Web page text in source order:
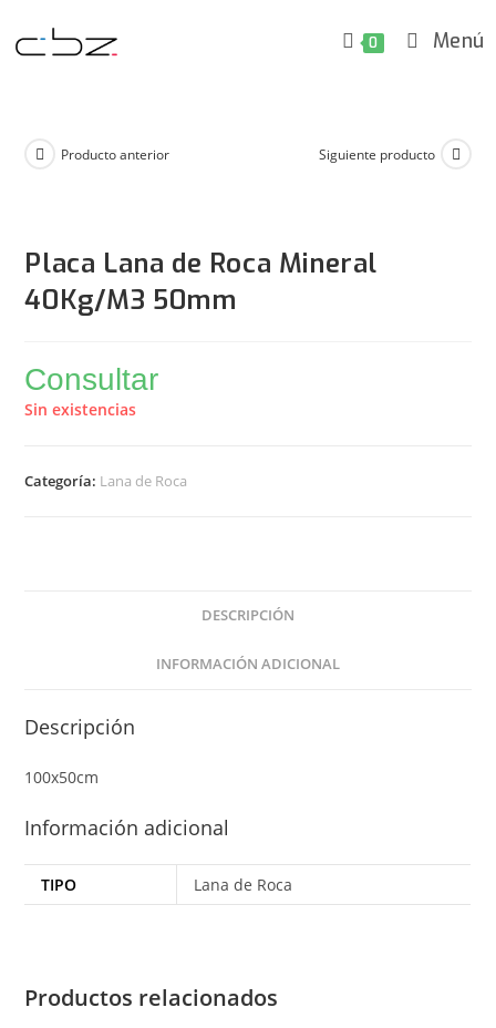
0 Menú
Producto anterior Siguiente producto
Placa Lana de Roca Mineral
40Kg/M3 50mm
Consultar
Sin existencias
Categoría: Lana de Roca
DESCRIPCIÓN
INFORMACIÓN ADICIONAL
Descripción
100x50cm
Información adicional
TIPO Lana de Roca
Productos relacionados